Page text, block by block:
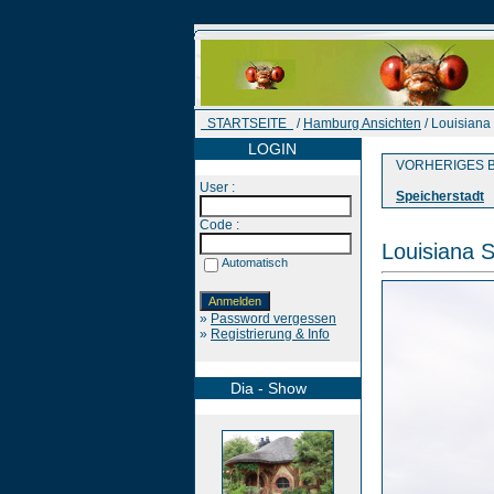
STARTSEITE / Hamburg Ansichten / Louisiana
LOGIN
User :
Code :
Automatisch
» Password vergessen
» Registrierung & Info
Dia - Show
VORHERIGES
Speicherstadt
Louisiana